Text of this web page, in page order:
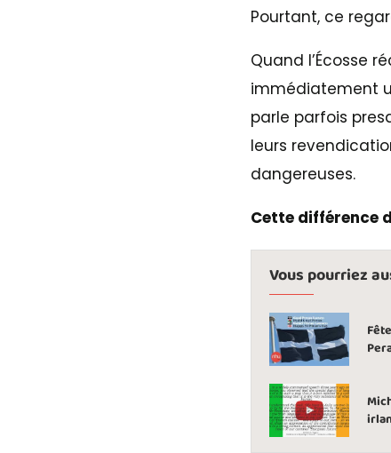
Pourtant, ce
Quand l’Écosse
immédiatement
parle parfois
leurs
dangereuses.
Cette différence
Vous pourriez